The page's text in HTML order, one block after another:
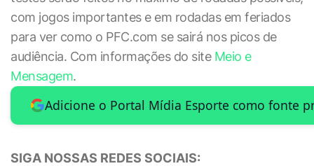
com jogos importantes e em rodadas em feriados
para ver como o PFC.com se sairá nos picos de
audiência. Com informações do site Meio e
Mensagem.
Adicione o Portal Mídia Esporte como fonte
SIGA NOSSAS REDES SOCIAIS: